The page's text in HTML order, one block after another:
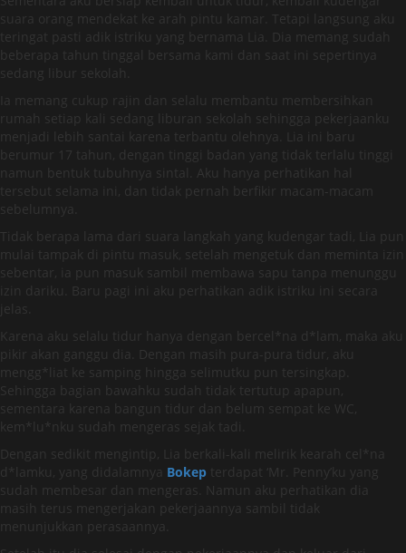
suara orang mendekat ke arah pintu kamar. Tetapi langsung aku
teringat pasti adik istriku yang bernama Lia. Dia memang sudah
beberapa tahun tinggal bersama kami dan saat ini sepertinya
sedang libur sekolah.
Ia memang cukup rajin dan selalu membantu membersihkan
rumah setiap kali sedang liburan sekolah sehingga pekerjaanku
menjadi lebih santai karena terbantu olehnya. Lia ini baru
berumur 17 tahun, dengan tinggi badan yang tidak terlalu tinggi
namun bentuk tubuhnya sintal. Aku hanya perhatikan hal
tersebut selama ini, dan tidak pernah berfikir macam-macam
sebelumnya.
Tidak berapa lama dari suara langkah yang kudengar tadi, Lia pun
mulai tampak di pintu masuk, setelah mengetuk dan meminta izin
sebentar, ia pun masuk sambil membawa sapu tanpa menunggu
izin dariku. Baru pagi ini aku perhatikan adik istriku ini secara
jelas.
Karena aku selalu tidur hanya dengan bercel*na d*lam, maka aku
pikir akan ganggu dia. Dengan masih pura-pura tidur, aku
mengg*liat ke samping hingga selimutku pun tersingkap.
Sehingga bagian bawahku sudah tidak tertutup apapun,
sementara karena bangun tidur dan belum sempat ke WC,
kem*lu*nku sudah mengeras sejak tadi.
Dengan sedikit mengintip, Lia berkali-kali melirik kearah cel*na
d*lamku, yang didalamnya Bokep terdapat ‘Mr. Penny’ku yang
sudah membesar dan mengeras. Namun aku perhatikan dia
masih terus mengerjakan pekerjaannya sambil tidak
menunjukkan perasaannya.